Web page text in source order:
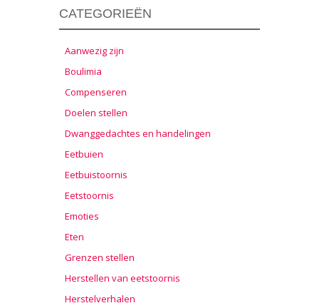
CATEGORIEËN
Aanwezig zijn
Boulimia
Compenseren
Doelen stellen
Dwanggedachtes en handelingen
Eetbuien
Eetbuistoornis
Eetstoornis
Emoties
Eten
Grenzen stellen
Herstellen van eetstoornis
Herstelverhalen